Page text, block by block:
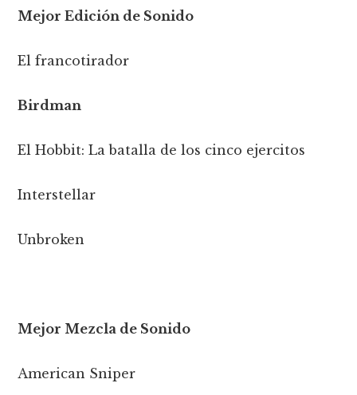
Mejor Edición de Sonido
El francotirador
Birdman
El Hobbit: La batalla de los cinco ejercitos
Interstellar
Unbroken
Mejor Mezcla de Sonido
American Sniper